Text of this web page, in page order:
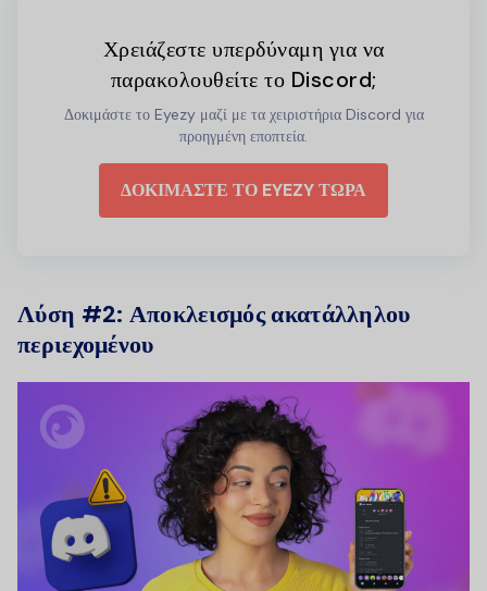
Χρειάζεστε υπερδύναμη για να
παρακολουθείτε το Discord;
Δοκιμάστε το Eyezy μαζί με τα χειριστήρια Discord για
προηγμένη εποπτεία.
ΔΟΚΙΜΑΣΤΕ ΤΟ EYEZY ΤΩΡΑ
Λύση #2: Αποκλεισμός ακατάλληλου
περιεχομένου